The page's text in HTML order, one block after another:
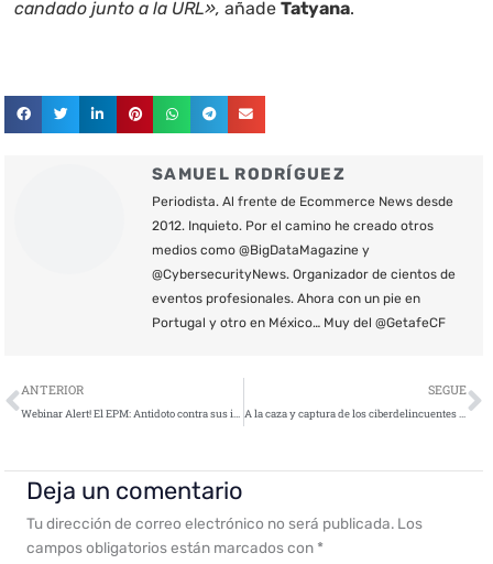
candado junto a la URL», añadeTatyana.
SAMUEL RODRÍGUEZ
Periodista. Al frente de Ecommerce News desde
2012. Inquieto. Por el camino he creado otros
medios como @BigDataMagazine y
@CybersecurityNews. Organizador de cientos de
eventos profesionales. Ahora con un pie en
Portugal y otro en México… Muy del @GetafeCF
Ant
ANTERIOR
Webinar Alert! El EPM: Antidoto contra sus infecciones del malware
SEGUE
A la caza y captura de los ciberdelincuentes más buscados
Deja un comentario
Tu dirección de correo electrónico no será publicada. Los
campos obligatorios están marcados con *